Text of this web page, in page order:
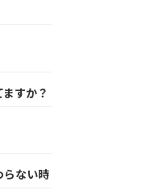
すか？
らない時